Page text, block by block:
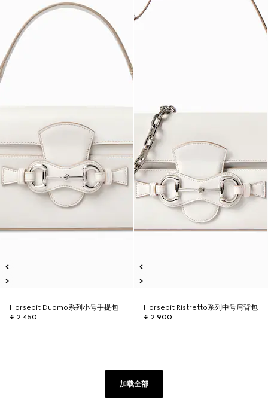
Horsebit Duomo系列小号手提包
€ 2.450
Horsebit Ristretto系列中号肩背包
€ 2.900
加载全部